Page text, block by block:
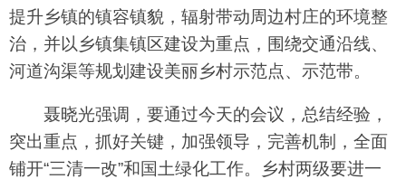
提升乡镇的镇容镇貌，辐射带动周边村庄的环境整
治，并以乡镇集镇区建设为重点，围绕交通沿线、
河道沟渠等规划建设美丽乡村示范点、示范带。
聂晓光强调，要通过今天的会议，总结经验，
突出重点，抓好关键，加强领导，完善机制，全面
铺开“三清一改”和国土绿化工作。乡村两级要进一